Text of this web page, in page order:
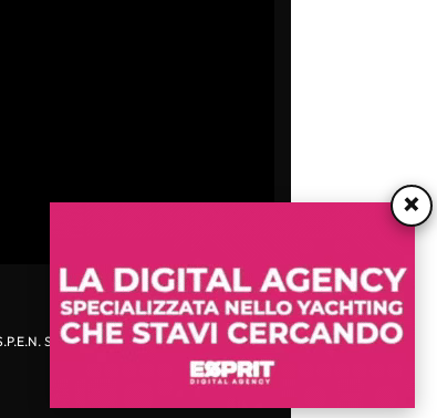
×
Srl - P.IVA 06511641000